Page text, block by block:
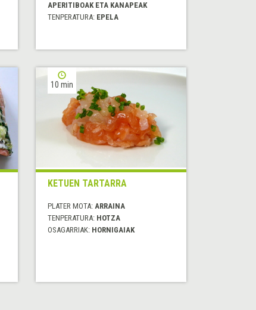
APERITIBOAK ETA KANAPEAK
TENPERATURA: EPELA
10 min
KETUEN TARTARRA
PLATER MOTA:ARRAINA
TENPERATURA: HOTZA
OSAGARRIAK: HORNIGAIAK